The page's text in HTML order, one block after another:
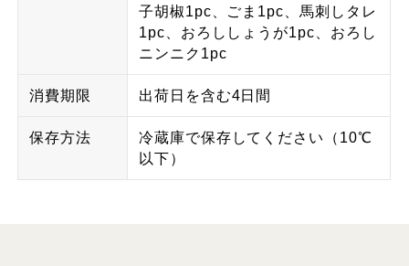
子胡椒1pc、ごま1pc、馬刺しタレ
1pc、おろししょうが1pc、おろし
ニンニク1pc
消費期限 出荷日を含む4日間
保存方法
冷蔵庫で保存してください（10℃
以下）